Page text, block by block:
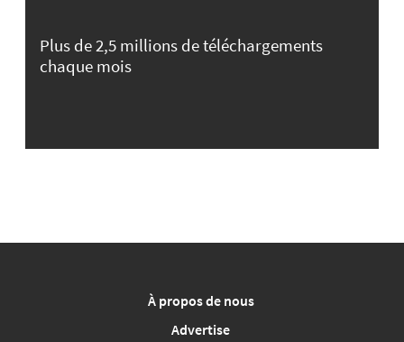
Plus de 2,5 millions de téléchargements
chaque mois
À propos de nous
Advertise